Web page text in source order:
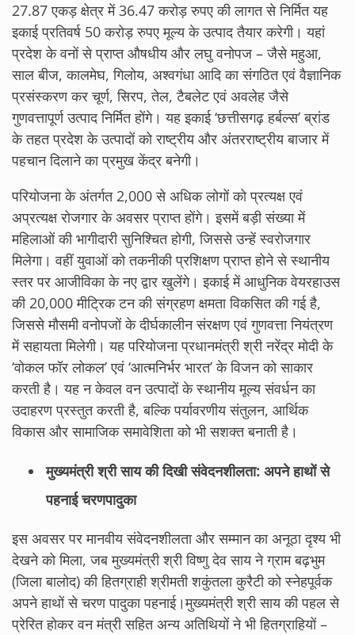
27.87 एकड़ क्षेत्र में 36.47 करोड़ रुपए की लागत से निर्मित यह
इकाई प्रतिवर्ष 50 करोड़ रुपए मूल्य के उत्पाद तैयार करेगी। यहां
प्रदेश के वनों से प्राप्त औषधीय और लघु वनोपज – जैसे महुआ,
साल बीज, कालमेघ, गिलोय, अश्वगंधा आदि का संगठित एवं वैज्ञानिक
प्रसंस्करण कर चूर्ण, सिरप, तेल, टैबलेट एवं अवलेह जैसे
गुणवत्तापूर्ण उत्पाद निर्मित होंगे। यह इकाई ‘छत्तीसगढ़ हर्बल्स’ ब्रांड
के तहत प्रदेश के उत्पादों को राष्ट्रीय और अंतरराष्ट्रीय बाजार में
पहचान दिलाने का प्रमुख केंद्र बनेगी।
परियोजना के अंतर्गत 2,000 से अधिक लोगों को प्रत्यक्ष एवं
अप्रत्यक्ष रोजगार के अवसर प्राप्त होंगे। इसमें बड़ी संख्या में
महिलाओं की भागीदारी सुनिश्चित होगी, जिससे उन्हें स्वरोजगार
मिलेगा। वहीं युवाओं को तकनीकी प्रशिक्षण प्राप्त होने से स्थानीय
स्तर पर आजीविका के नए द्वार खुलेंगे। इकाई में आधुनिक वेयरहाउस
की 20,000 मीट्रिक टन की संग्रहण क्षमता विकसित की गई है,
जिससे मौसमी वनोपजों के दीर्घकालीन संरक्षण एवं गुणवत्ता नियंत्रण
में सहायता मिलेगी। यह परियोजना प्रधानमंत्री श्री नरेंद्र मोदी के
‘वोकल फॉर लोकल’ एवं ‘आत्मनिर्भर भारत’ के विजन को साकार
करती है। यह न केवल वन उत्पादों के स्थानीय मूल्य संवर्धन का
उदाहरण प्रस्तुत करती है, बल्कि पर्यावरणीय संतुलन, आर्थिक
विकास और सामाजिक समावेशिता को भी सशक्त बनाती है।
मुख्यमंत्री श्री साय की दिखी संवेदनशीलता: अपने हाथों से
पहनाई चरणपादुका
इस अवसर पर मानवीय संवेदनशीलता और सम्मान का अनूठा दृश्य भी
देखने को मिला, जब मुख्यमंत्री श्री विष्णु देव साय ने ग्राम बढ़भुम
(जिला बालोद) की हितग्राही श्रीमती शकुंतला कुरैटी को स्नेहपूर्वक
अपने हाथों से चरण पादुका पहनाई।मुख्यमंत्री श्री साय की पहल से
प्रेरित होकर वन मंत्री सहित अन्य अतिथियों ने भी हितग्राहियों –